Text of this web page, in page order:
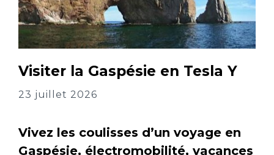
Visiter la Gaspésie en Tesla Y
23 juillet 2026
Vivez les coulisses d’un voyage en
Gaspésie, électromobilité, vacances